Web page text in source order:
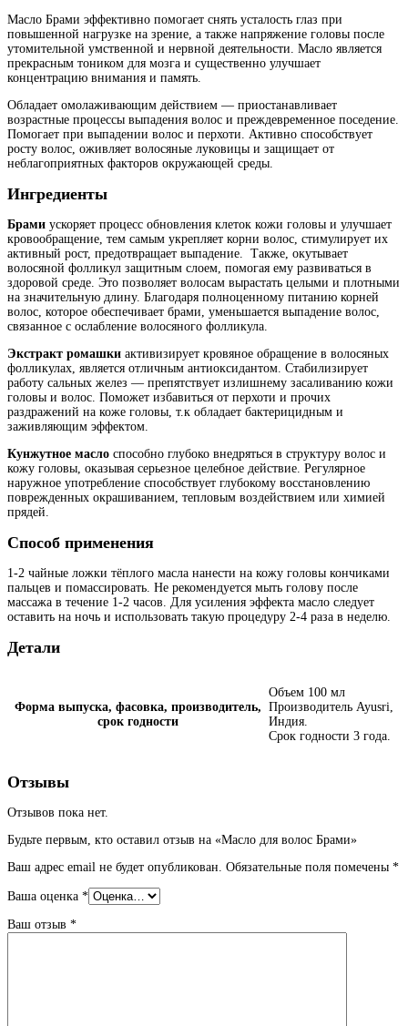
Масло Брами эффективно помогает снять усталость глаз при
повышенной нагрузке на зрение, а также напряжение головы после
утомительной умственной и нервной деятельности. Масло является
прекрасным тоником для мозга и существенно улучшает
концентрацию внимания и память.
Обладает омолаживающим действием — приостанавливает
возрастные процессы выпадения волос и преждевременное поседение.
Помогает при выпадении волос и перхоти. Активно способствует
росту волос, оживляет волосяные луковицы и защищает от
неблагоприятных факторов окружающей среды.
Ингредиенты
Брами ускоряет процесс обновления клеток кожи головы и улучшает
кровообращение, тем самым укрепляет корни волос, стимулирует их
активный рост, предотвращает выпадение. Также, окутывает
волосяной фолликул защитным слоем, помогая ему развиваться в
здоровой среде. Это позволяет волосам вырастать целыми и плотными
на значительную длину. Благодаря полноценному питанию корней
волос, которое обеспечивает брами, уменьшается выпадение волос,
связанное с ослабление волосяного фолликула.
Экстракт ромашки активизирует кровяное обращение в волосяных
фолликулах, является отличным антиоксидантом. Стабилизирует
работу сальных желез — препятствует излишнему засаливанию кожи
головы и волос. Поможет избавиться от перхоти и прочих
раздражений на коже головы, т.к обладает бактерицидным и
заживляющим эффектом.
Кунжутное масло способно глубоко внедряться в структуру волос и
кожу головы, оказывая серьезное целебное действие. Регулярное
наружное употребление способствует глубокому восстановлению
поврежденных окрашиванием, тепловым воздействием или химией
прядей.
Способ применения
1-2 чайные ложки тёплого масла нанести на кожу головы кончиками
пальцев и помассировать. Не рекомендуется мыть голову после
массажа в течение 1-2 часов. Для усиления эффекта масло следует
оставить на ночь и использовать такую процедуру 2-4 раза в неделю.
Детали
Форма выпуска, фасовка, производитель,
срок годности
Объем 100 мл
Производитель Ayusri,
Индия.
Срок годности 3 года.
Отзывы
Отзывов пока нет.
Будьте первым, кто оставил отзыв на «Масло для волос Брами»
Ваш адрес email не будет опубликован. Обязательные поля помечены *
Ваша оценка *
Ваш отзыв *